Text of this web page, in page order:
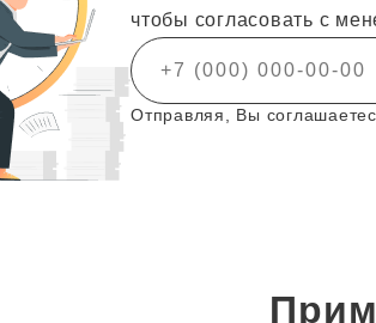
чтобы согласовать с
Отправляя, Вы